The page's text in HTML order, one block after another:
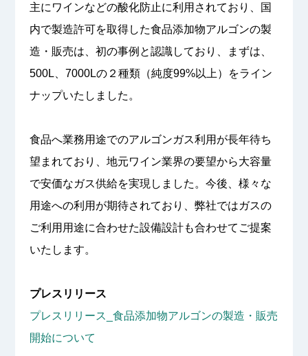
主にワインなどの酸化防止に利用されており、国
内で製造許可を取得した食品添加物アルゴンの製
造・販売は、初の事例と認識しており、まずは、
500L、7000Lの２種類（純度99%以上）をライン
ナップいたしました。
食品へ業務用途でのアルゴンガス利用が長年待ち
望まれており、地元ワイン業界の要望から大容量
で安価なガス供給を実現しました。今後、様々な
用途への利用が期待されており、弊社ではガスの
ご利用用途に合わせた設備設計も合わせてご提案
いたします。
プレスリリース
プレスリリース_食品添加物アルゴンの製造・販売
開始について